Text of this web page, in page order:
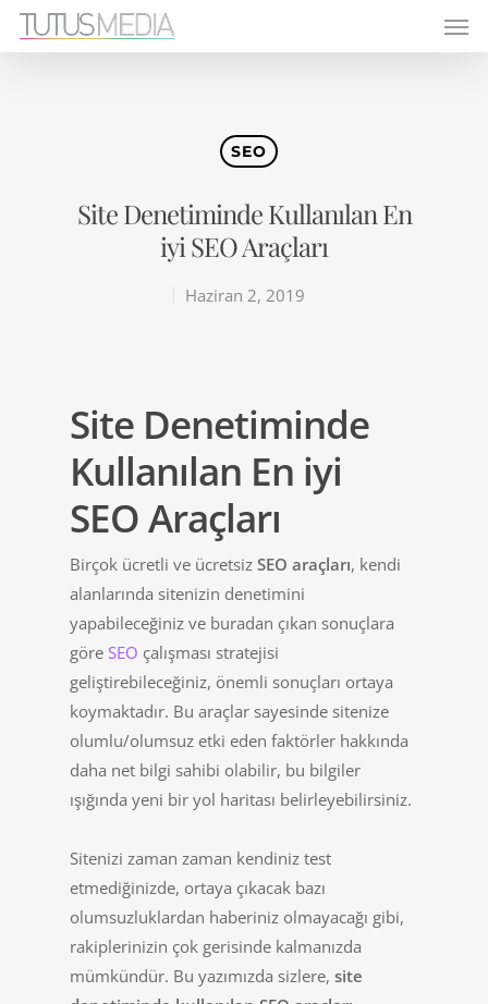
SEO
Site Denetiminde Kullanılan En
iyi SEO Araçları
Haziran 2, 2019
Site Denetiminde
Kullanılan En iyi
SEO Araçları
Birçok ücretli ve ücretsiz SEO araçları, kendi
alanlarında sitenizin denetimini
yapabileceğiniz ve buradan çıkan sonuçlara
göre SEO çalışması stratejisi
geliştirebileceğiniz, önemli sonuçları ortaya
koymaktadır. Bu araçlar sayesinde sitenize
olumlu/olumsuz etki eden faktörler hakkında
daha net bilgi sahibi olabilir, bu bilgiler
ışığında yeni bir yol haritası belirleyebilirsiniz.
Sitenizi zaman zaman kendiniz test
etmediğinizde, ortaya çıkacak bazı
olumsuzluklardan haberiniz olmayacağı gibi,
rakiplerinizin çok gerisinde kalmanızda
mümkündür. Bu yazımızda sizlere, site